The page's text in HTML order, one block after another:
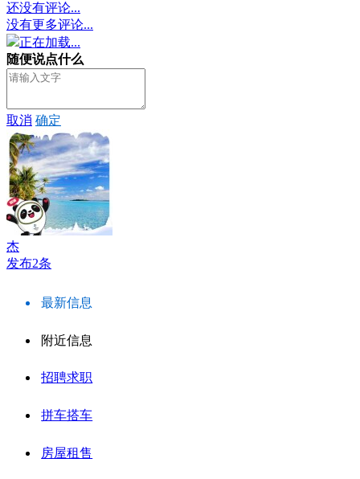
还没有评论...
没有更多评论...
正在加载...
随便说点什么
取消 确定
杰
发布2条
最新信息
附近信息
招聘求职
拼车搭车
房屋租售